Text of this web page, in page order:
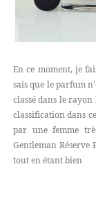
En ce moment, je
sais que le parfum
classé dans le
classification dans
par une femme
Gentleman Réserve
tout en étant bien